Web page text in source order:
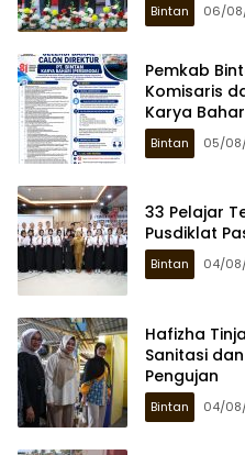
Bintan 06/
Pemkab
Komisaris
Karya
Bintan 05/
33 Pelajar
Pusdiklat
Bintan 04/
Hafizha
Sanitasi
Pengujan
Bintan 04/